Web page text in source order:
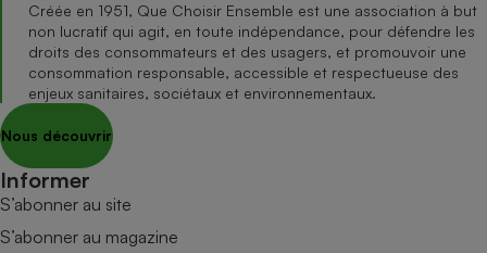
Créée en 1951, Que Choisir Ensemble est une association à but
non lucratif qui agit, en toute indépendance, pour défendre les
droits des consommateurs et des usagers, et promouvoir une
consommation responsable, accessible et respectueuse des
enjeux sanitaires, sociétaux et environnementaux.
Nous découvrir
Informer
S’abonner au site
S’abonner au magazine